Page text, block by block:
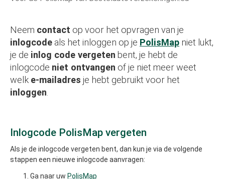
Neem contact op voor het opvragen van je
inlogcode als het inloggen op je PolisMap niet lukt,
je de inlog code vergeten bent, je hebt de
inlogcode niet ontvangen of je niet meer weet
welk e-mailadres je hebt gebruikt voor het
inloggen
Inlogcode PolisMap vergeten
Als je de inlogcode vergeten bent, dan kun je via de volgende
stappen een nieuwe inlogcode aanvragen:
Ga naar uw PolisMap